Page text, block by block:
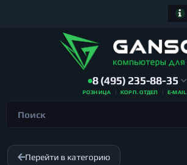
8 (495) 235-88-35
РОЗНИЦА КОРП. ОТДЕЛ E-MAIL
Перейти в категорию